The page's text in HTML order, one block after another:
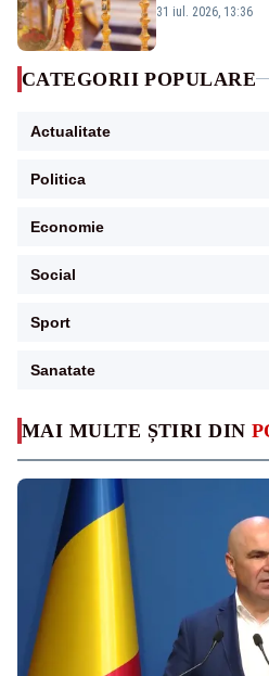
MAI MULTE ȘTIRI DIN
31 iul. 2026, 13:36
CATEGORII POPULARE
Actualitate
Politica
Economie
Social
Sport
Sanatate